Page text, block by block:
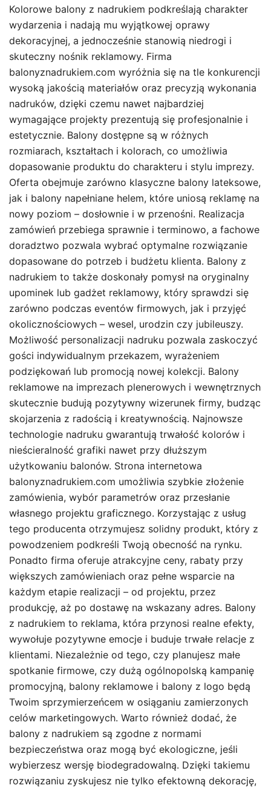
Kolorowe balony z nadrukiem podkreślają charakter
wydarzenia i nadają mu wyjątkowej oprawy
dekoracyjnej, a jednocześnie stanowią niedrogi i
skuteczny nośnik reklamowy. Firma
balonyznadrukiem.com wyróżnia się na tle konkurencji
wysoką jakością materiałów oraz precyzją wykonania
nadruków, dzięki czemu nawet najbardziej
wymagające projekty prezentują się profesjonalnie i
estetycznie. Balony dostępne są w różnych
rozmiarach, kształtach i kolorach, co umożliwia
dopasowanie produktu do charakteru i stylu imprezy.
Oferta obejmuje zarówno klasyczne balony lateksowe,
jak i balony napełniane helem, które uniosą reklamę na
nowy poziom – dosłownie i w przenośni. Realizacja
zamówień przebiega sprawnie i terminowo, a fachowe
doradztwo pozwala wybrać optymalne rozwiązanie
dopasowane do potrzeb i budżetu klienta. Balony z
nadrukiem to także doskonały pomysł na oryginalny
upominek lub gadżet reklamowy, który sprawdzi się
zarówno podczas eventów firmowych, jak i przyjęć
okolicznościowych – wesel, urodzin czy jubileuszy.
Możliwość personalizacji nadruku pozwala zaskoczyć
gości indywidualnym przekazem, wyrażeniem
podziękowań lub promocją nowej kolekcji. Balony
reklamowe na imprezach plenerowych i wewnętrznych
skutecznie budują pozytywny wizerunek firmy, budząc
skojarzenia z radością i kreatywnością. Najnowsze
technologie nadruku gwarantują trwałość kolorów i
nieścieralność grafiki nawet przy dłuższym
użytkowaniu balonów. Strona internetowa
balonyznadrukiem.com umożliwia szybkie złożenie
zamówienia, wybór parametrów oraz przesłanie
własnego projektu graficznego. Korzystając z usług
tego producenta otrzymujesz solidny produkt, który z
powodzeniem podkreśli Twoją obecność na rynku.
Ponadto firma oferuje atrakcyjne ceny, rabaty przy
większych zamówieniach oraz pełne wsparcie na
każdym etapie realizacji – od projektu, przez
produkcję, aż po dostawę na wskazany adres. Balony
z nadrukiem to reklama, która przynosi realne efekty,
wywołuje pozytywne emocje i buduje trwałe relacje z
klientami. Niezależnie od tego, czy planujesz małe
spotkanie firmowe, czy dużą ogólnopolską kampanię
promocyjną, balony reklamowe i balony z logo będą
Twoim sprzymierzeńcem w osiąganiu zamierzonych
celów marketingowych. Warto również dodać, że
balony z nadrukiem są zgodne z normami
bezpieczeństwa oraz mogą być ekologiczne, jeśli
wybierzesz wersję biodegradowalną. Dzięki takiemu
rozwiązaniu zyskujesz nie tylko efektowną dekorację,